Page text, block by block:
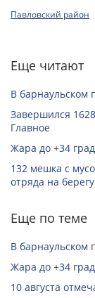
Павловский район
Еще читают
В барнаульском
Завершился
Главное
Жара до +34
132 мешка с
отряда на
Еще по теме
В барнаульском
Жара до +34
10 августа